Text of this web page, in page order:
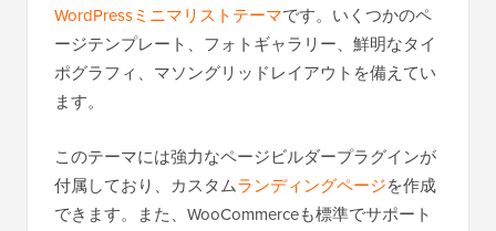
WordPressミニマリストテーマです。いくつかのペ
ージテンプレート、フォトギャラリー、鮮明なタイ
ポグラフィ、マソングリッドレイアウトを備えてい
ます。
このテーマには強力なページビルダープラグインが
付属しており、カスタムランディングページを作成
できます。また、WooCommerceも標準でサポート